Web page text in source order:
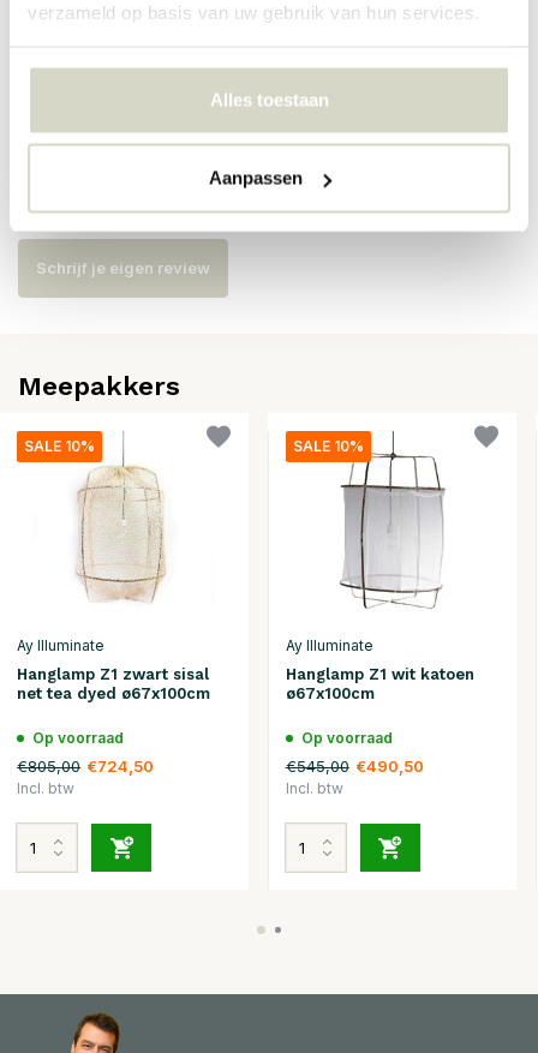
verzameld op basis van uw gebruik van hun services.
Alles toestaan
Aanpassen
Reviews
Er zijn nog geen reviews geschreven over dit product..
Schrijf je eigen review
Meepakkers
SALE 10%
Ay Illuminate
Hanglamp Z1 zwart sisal
net tea dyed ø67x100cm
Op voorraad
€805,00 €724,50
Incl. btw
SALE 10%
Ay Illuminate
Hanglamp Z1 wit katoen
ø67x100cm
Op voorraad
€545,00 €490,50
Incl. btw